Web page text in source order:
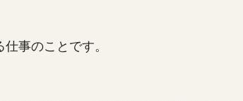
事のことです。